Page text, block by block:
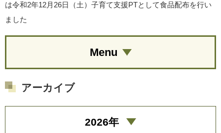
は令和2年12月26日（土）子育て支援PTとして食品配布を行い
ました
Menu
アーカイブ
2026年